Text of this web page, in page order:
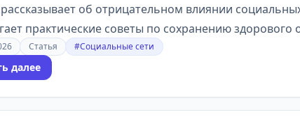
об отрицательном влиянии
практические советы по сохранению здорового
Статья #Социальные сети
далее